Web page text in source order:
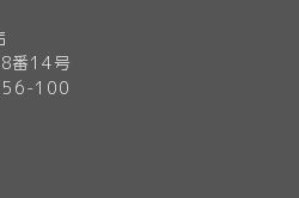
番14号
100